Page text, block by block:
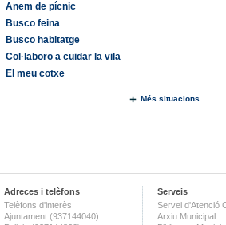
Anem de pícnic
Busco feina
Busco habitatge
Col·laboro a cuidar la vila
El meu cotxe
Més situacions
Adreces i telèfons
Telèfons d'interès
Ajuntament (937144040)
Serveis
Servei d'Atenció
Arxiu Municipal